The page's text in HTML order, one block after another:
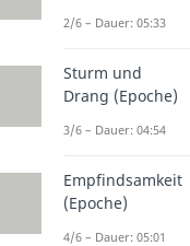
2/6 – Dauer: 05:33
Sturm und
Drang (Epoche)
3/6 – Dauer: 04:54
Empfindsamkeit
(Epoche)
4/6 – Dauer: 05:01